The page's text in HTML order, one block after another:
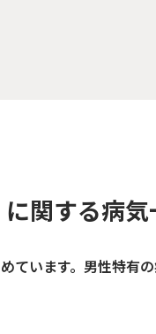
に関する病
ています。男性特有